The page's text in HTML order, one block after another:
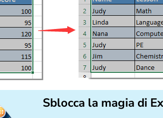
Sblocca la magia di